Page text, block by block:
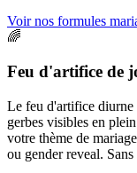
Voir nos formules
🌈
Feu d'artifice de
Le feu d'artifice diurne
gerbes visibles en
votre thème de
ou gender reveal.